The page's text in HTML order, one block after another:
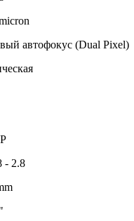
автофокус (Dual Pixel)
- 2.8